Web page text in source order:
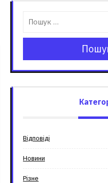
Відповіді
Новини
Різне